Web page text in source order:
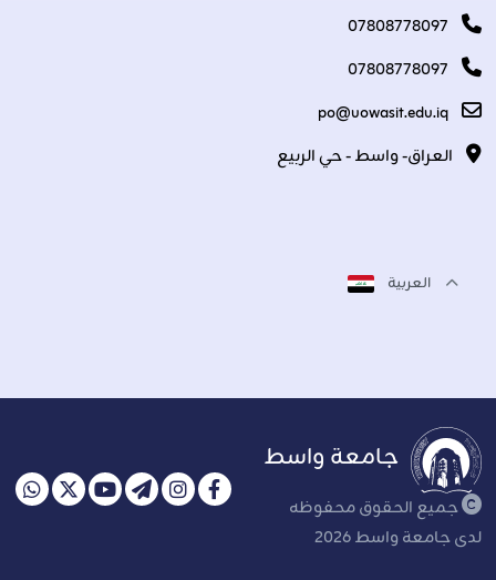
07808778097
07808778097
po@uowasit.edu.iq
العراق- واسط - حي الربيع
العربية
جامعة واسط
جميع الحقوق محفوظه
لدى جامعة واسط 2026